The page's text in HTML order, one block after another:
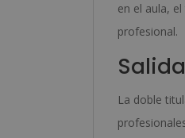
en el aula,
profesional.
La doble